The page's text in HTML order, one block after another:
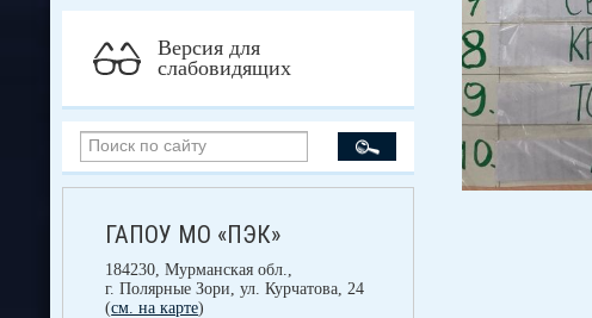
Версия для
слабовидящих
ГАПОУ МО «ПЭК»
184230, Мурманская обл.,
г. Полярные Зори, ул. Курчатова, 24
(см. на карте)